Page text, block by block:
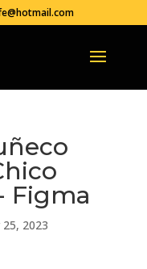
Figma
25, 2023